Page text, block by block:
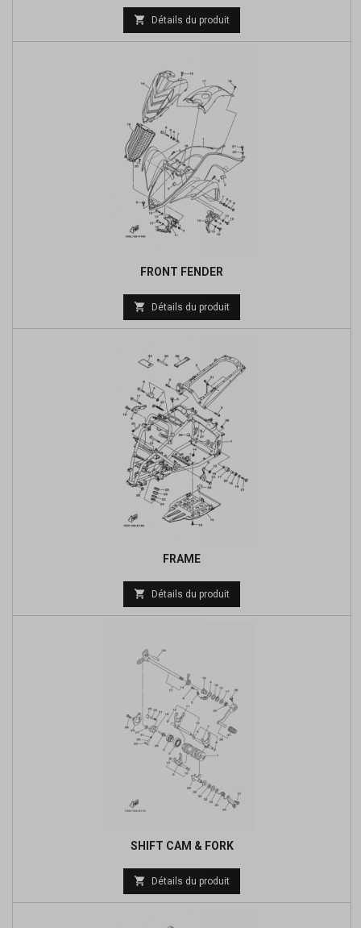
 Détails du produit
FRONT FENDER
 Détails du produit
FRAME
Prix
de
 Détails du produit
SHIFT CAM & FORK
Prix
de
 Détails du produit